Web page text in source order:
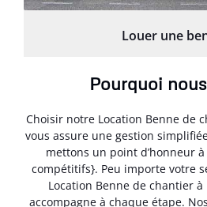
Louer une
Pourquoi
Choisir notre Location Benne de
vous assure une gestion
mettons un point d’honneur
compétitifs}. Peu importe votre
Location Benne de chantier
accompagne à chaque étape.